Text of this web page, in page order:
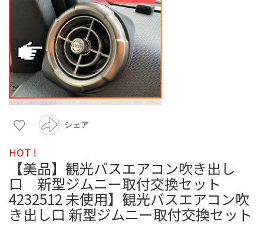
シェア
HOT !
【美品】観光バスエアコン吹き出し
口 新型ジムニー取付交換セット
4232512 未使用】観光バスエアコン吹
き出し口 新型ジムニー取付交換セット